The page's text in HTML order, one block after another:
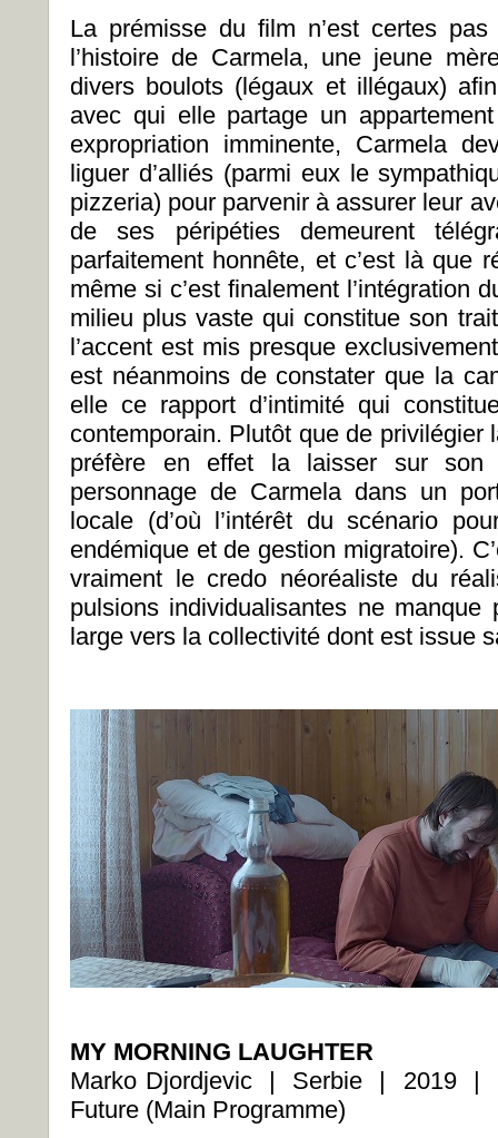
La prémisse du film n’est certes pas
l’histoire de Carmela, une jeune
divers boulots (légaux et illégaux)
avec qui elle partage un
expropriation imminente, Carmela
liguer d’alliés (parmi eux le
pizzeria) pour parvenir à assurer leur
de ses péripéties demeurent
parfaitement honnête, et c’est là que
même si c’est finalement l’intégration
milieu plus vaste qui constitue son
l’accent est mis presque
est néanmoins de constater que la
elle ce rapport d’intimité qui
contemporain. Plutôt que de privilégier
préfère en effet la laisser sur
personnage de Carmela dans un
locale (d’où l’intérêt du scénario
endémique et de gestion migratoire).
vraiment le credo néoréaliste du
pulsions individualisantes ne
large vers la collectivité dont est issue
MY MORNING LAUGHTER
Marko Djordjevic | Serbie | 2019 |
Future (Main Programme)